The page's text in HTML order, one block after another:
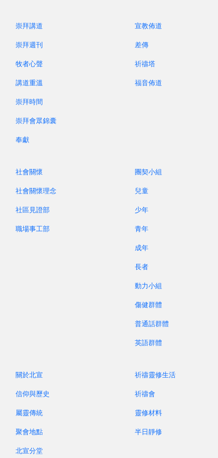
2025 年 7 月
2025 年 7 月 - 手語傳譯
崇拜講道
崇拜週刊
牧者心聲
講道重溫
崇拜時間
崇拜會眾錦囊
奉獻
宣教佈道
差傳
祈禱塔
福音佈道
社會關懷
社會關懷理念
社區見證部
職場事工部
團契小組
兒童
少年
青年
成年
長者
動力小組
傷健群體
普通話群體
英語群體
關於北宣
信仰與歷史
屬靈傳統
聚會地點
北宣分堂
祈禱靈修生活
祈禱會
靈修材料
半日靜修